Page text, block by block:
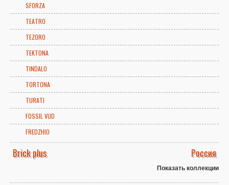
SFORZA
TEATRO
TEZORO
TEKTONA
TINDALO
TORTONA
TURATI
FOSSIL VUD
FREDZHIO
Brick plus Россия
Показать коллекции